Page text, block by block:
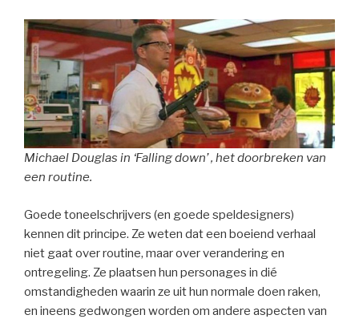
Michael Douglas in ‘Falling down’ , het doorbreken van
een routine.
Goede toneelschrijvers (en goede speldesigners)
kennen dit principe. Ze weten dat een boeiend verhaal
niet gaat over routine, maar over verandering en
ontregeling. Ze plaatsen hun personages in dié
omstandigheden waarin ze uit hun normale doen raken,
en ineens gedwongen worden om andere aspecten van